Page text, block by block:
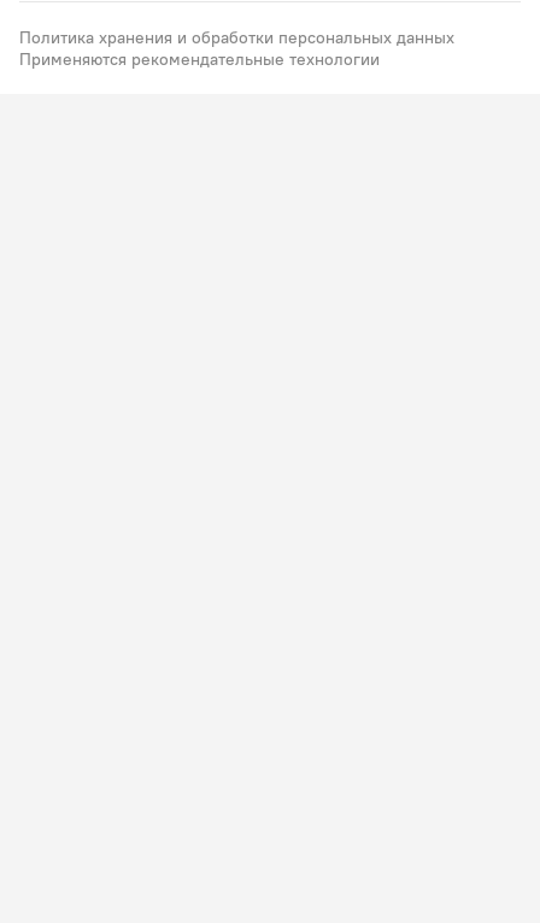
Политика хранения и обработки персональных данных
Применяются рекомендательные технологии